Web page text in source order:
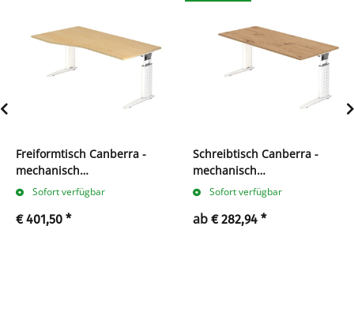
Freiformtisch Canberra -
mechanisch
höhenverstellbar - C-Fuß
Sofort verfügbar
€ 401,50 *
Schreibtisch Canberra -
mechanisch
höhenverstellbar - C-Fuß
Sofort verfügbar
ab € 282,94 *